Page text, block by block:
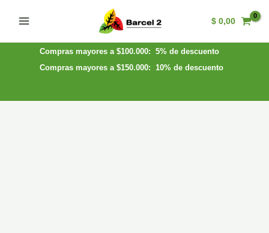
Menu
$ 0,00
Compras mayores a $100.000: 5% de descuento
Compras mayores a $150.000: 10% de descuento